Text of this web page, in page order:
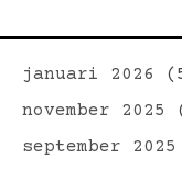
januari 2026
november 2025
september 2025